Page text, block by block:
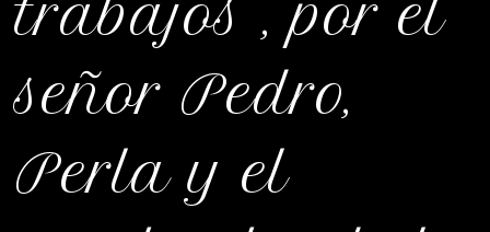
trabajos , por el
señor Pedro,
Perla y el